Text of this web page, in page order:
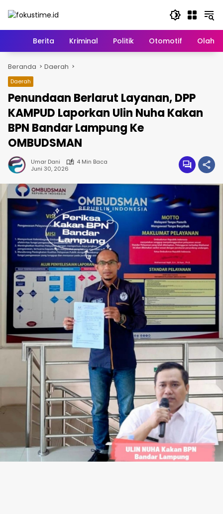
HomeBerita Kriminal Politik Otomotif
Beranda Daerah
Daerah
Penundaan Berlarut Layanan, DPP
KAMPUD Laporkan Ulin Nuha Kakan
BPN Bandar Lampung Ke
OMBUDSMAN
Umar Dani
4 Min Baca
Juni 30, 2026